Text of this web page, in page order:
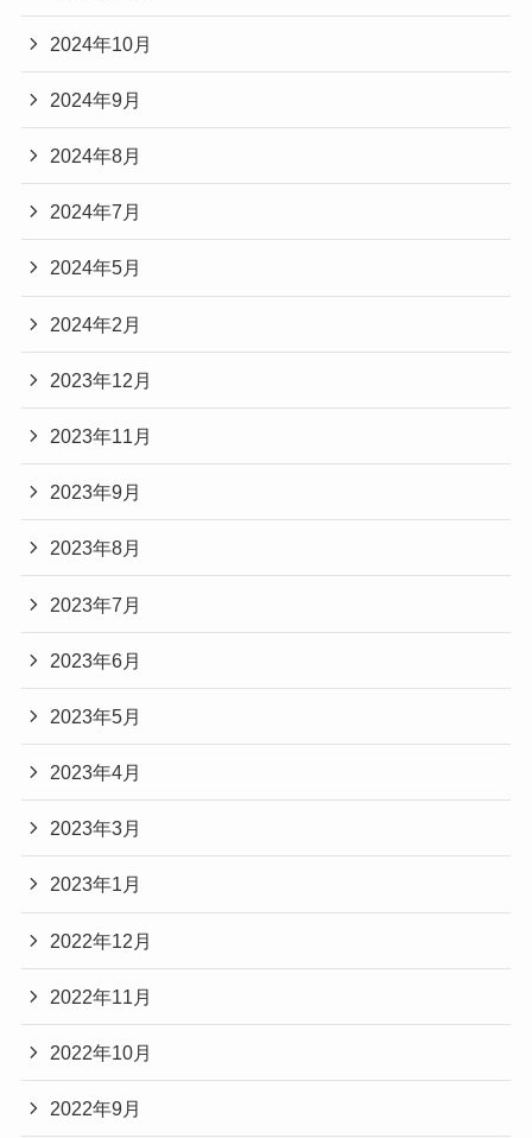
2024年10月
2024年9月
2024年8月
2024年7月
2024年5月
2024年2月
2023年12月
2023年11月
2023年9月
2023年8月
2023年7月
2023年6月
2023年5月
2023年4月
2023年3月
2023年1月
2022年12月
2022年11月
2022年10月
2022年9月